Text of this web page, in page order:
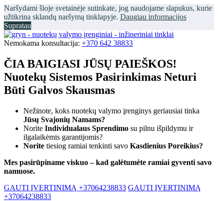
Naršydami šioje svetainėje sutinkate, jog naudojame slapukus, kurie
užtikrina sklandų naršymą tinklapyje. Daugiau informacijos
Supratau
Nemokama konsultacija: +370 642 38833
ČIA BAIGIASI JŪSŲ PAIEŠKOS!
Nuotekų Sistemos Pasirinkimas Neturi
Būti Galvos Skausmas
Nežinote, koks nuotekų valymo įrenginys geriausiai tinka
Jūsų Svajonių Namams?
Norite Individualaus Sprendimo su pilnu išpildymu ir
ilgalaikėmis garantijomis?
Norite tiesiog ramiai tenkinti savo Kasdienius Poreikius?
Mes pasirūpiname viskuo – kad galėtumėte ramiai gyventi savo
namuose.
GAUTI ĮVERTINIMĄ +37064238833 GAUTI ĮVERTINIMĄ
+37064238833